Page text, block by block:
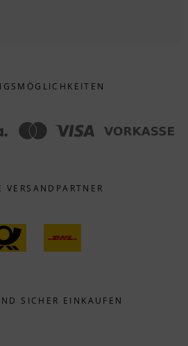
VERSANDPARTNER
SICHER EINKAUFEN